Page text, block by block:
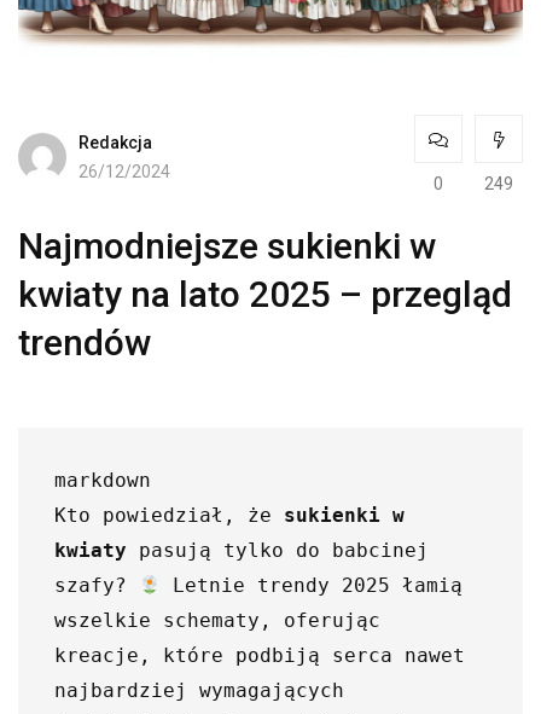
Redakcja
26/12/2024
0 249
Najmodniejsze sukienki w
kwiaty na lato 2025 – przegląd
trendów
markdown
Kto powiedział, że sukienki w
kwiaty pasują tylko do babcinej
szafy?
Letnie trendy 2025 łamią
wszelkie schematy, oferując
kreacje, które podbiją serca nawet
najbardziej wymagających